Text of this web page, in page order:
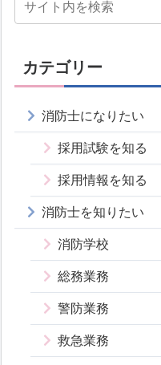
カテゴリー
消防士になりたい
採用試験を知る
採用情報を知る
消防士を知りたい
消防学校
総務業務
警防業務
救急業務